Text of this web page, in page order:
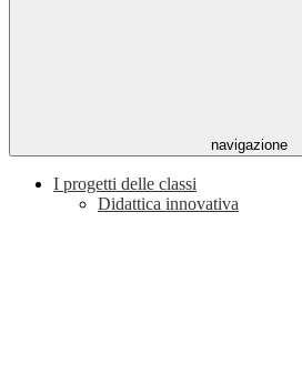
navigazione
I progetti delle classi
Didattica innovativa